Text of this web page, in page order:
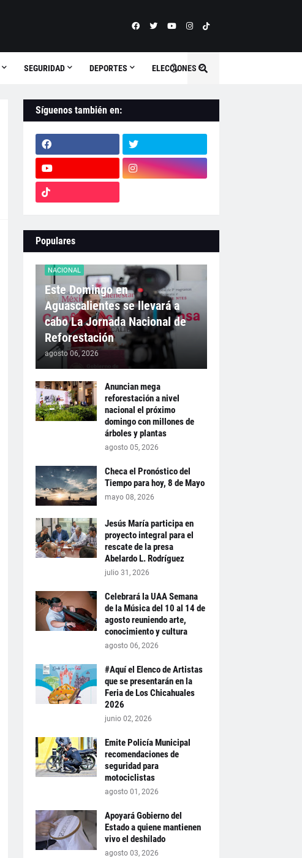
SEGURIDAD DEPORTES ELECCIONES
Síguenos también en:
Populares
NACIONAL
Este Domingo en
Aguascalientes se llevará a
cabo La Jornada Nacional de
Reforestación
agosto 06, 2026
Anuncian mega
reforestación a nivel
nacional el próximo
domingo con millones de
árboles y plantas
agosto 05, 2026
Checa el Pronóstico del
Tiempo para hoy, 8 de Mayo
mayo 08, 2026
Jesús María participa en
proyecto integral para el
rescate de la presa
Abelardo L. Rodríguez
julio 31, 2026
Celebrará la UAA Semana
de la Música del 10 al 14 de
agosto reuniendo arte,
conocimiento y cultura
agosto 06, 2026
#Aquí el Elenco de Artistas
que se presentarán en la
Feria de Los Chicahuales
2026
junio 02, 2026
Emite Policía Municipal
recomendaciones de
seguridad para
motociclistas
agosto 01, 2026
Apoyará Gobierno del
Estado a quiene mantienen
vivo el deshilado
agosto 03, 2026